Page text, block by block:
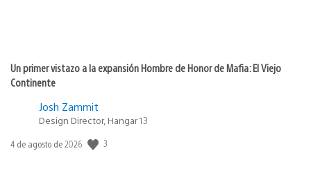
Un primer vistazo a la expansión Hombre de Honor de Mafia: El Viejo
Continente
Josh Zammit
Design Director, Hangar 13
Fecha
4 de agosto de 2026 3